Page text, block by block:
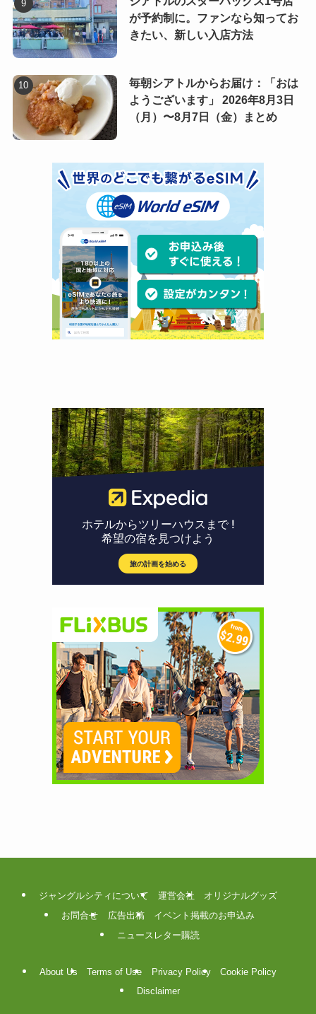
が予約制に。ファンなら知ってお
きたい、新しい入店方法
毎朝シアトルからお届け：「おは
ようございます」 2026年8月3日
（月）〜8月7日（金）まとめ
ジャングルシティについて 運営会社
オリジナルグッズ
お問合せ
広告出稿
イベント掲載のお申込み
ニュースレター購読
About Us Terms of Use Privacy Policy
Cookie Policy
Disclaimer